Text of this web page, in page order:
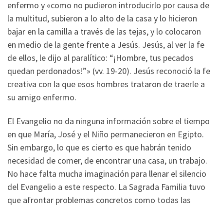
enfermo y «como no pudieron introducirlo por causa de
la multitud, subieron a lo alto de la casa y lo hicieron
bajar en la camilla a través de las tejas, y lo colocaron
en medio de la gente frente a Jesús. Jesús, al ver la fe
de ellos, le dijo al paralítico: “¡Hombre, tus pecados
quedan perdonados!”» (vv. 19-20). Jesús reconoció la fe
creativa con la que esos hombres trataron de traerle a
su amigo enfermo.
El Evangelio no da ninguna información sobre el tiempo
en que María, José y el Niño permanecieron en Egipto.
Sin embargo, lo que es cierto es que habrán tenido
necesidad de comer, de encontrar una casa, un trabajo.
No hace falta mucha imaginación para llenar el silencio
del Evangelio a este respecto. La Sagrada Familia tuvo
que afrontar problemas concretos como todas las